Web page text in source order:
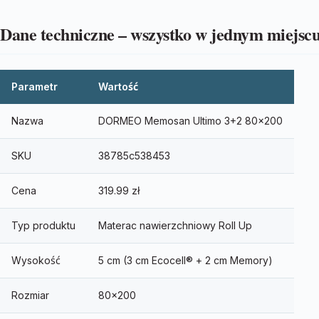
Dane techniczne – wszystko w jednym
Parametr Wartość
Nazwa DORMEO Memosan Ultimo 3+2 80×200
SKU 38785c538453
Cena 319.99 zł
Typ produktu Materac nawierzchniowy Roll Up
Wysokość 5 cm (3 cm Ecocell® + 2 cm Memory)
Rozmiar 80×200